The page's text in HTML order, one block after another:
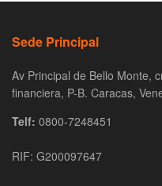
Sede Principal
Av Principal de Bello Monte,
financiera, P-B. Caracas,
Telf: 0800-7248451
RIF: G200097647